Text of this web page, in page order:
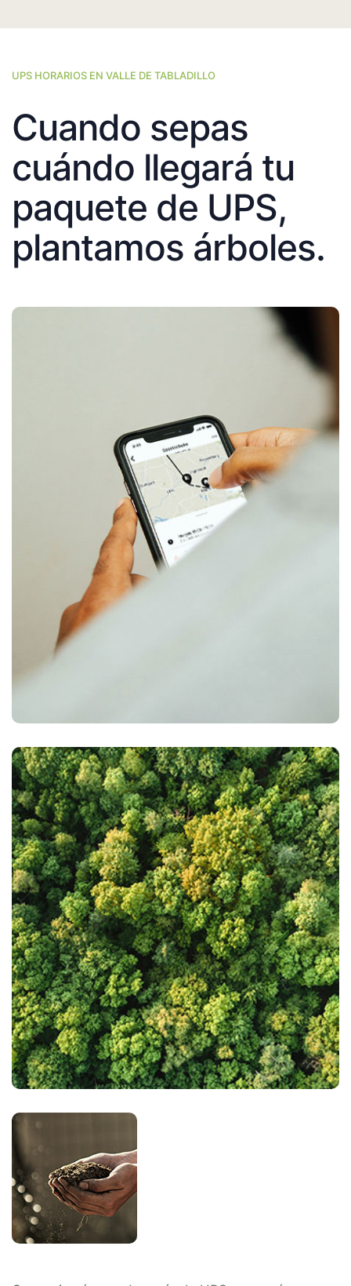
UPS HORARIOS EN VALLE DE TABLADILLO
Cuando sepas
cuándo llegará tu
paquete de UPS,
plantamos árboles.